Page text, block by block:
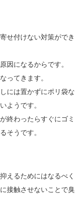
せ付けない対策ができ
因になるからです。
ってきます。
には置かずにポリ袋な
ようです。
終わったらすぐにゴミ
そうです。
えるためにはなるべく
接触させないことで臭